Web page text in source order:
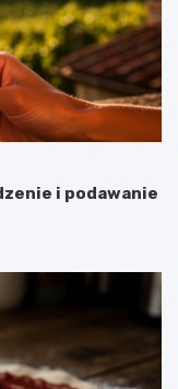
i podawanie